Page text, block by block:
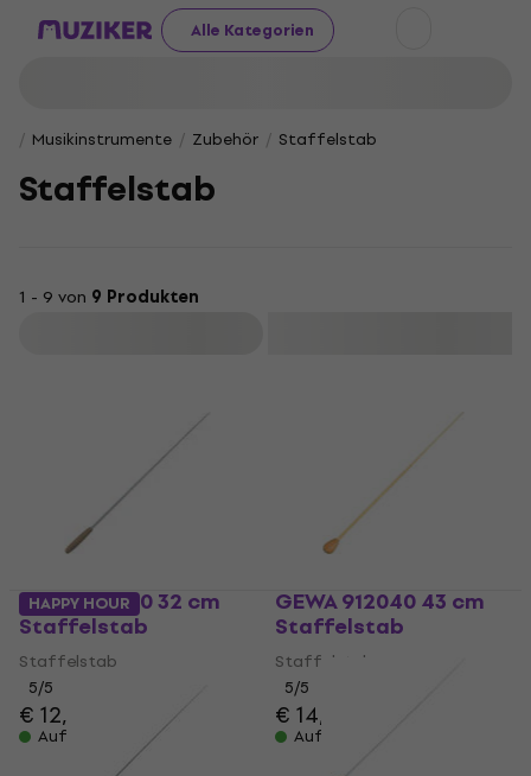
Alle Kategorien
Musikinstrumente Zubehör Staffelstab
Staffelstab
1 - 9 von 9 Produkten
GEWA 912310 32 cm
Staffelstab
Staffelstab
5/5
€ 12,60
Auf Lager
GEWA 912040 43 cm
Staffelstab
Staffelstab
5/5
€ 14,60
Auf Lager
HAPPY HOUR